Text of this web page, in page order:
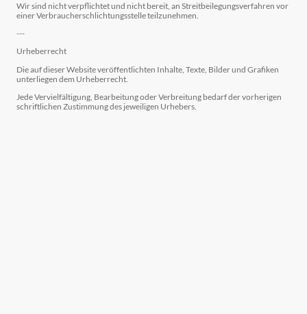
Wir sind nicht verpflichtet und nicht bereit, an Streitbeilegungsverfahren vor
einer Verbraucherschlichtungsstelle teilzunehmen.
---
Urheberrecht
Die auf dieser Website veröffentlichten Inhalte, Texte, Bilder und Grafiken
unterliegen dem Urheberrecht.
Jede Vervielfältigung, Bearbeitung oder Verbreitung bedarf der vorherigen
schriftlichen Zustimmung des jeweiligen Urhebers.